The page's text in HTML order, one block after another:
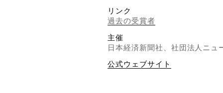
リンク
過去の受賞者
主催
日本経済新聞社、社団法人ニュ
公式ウェブサイト